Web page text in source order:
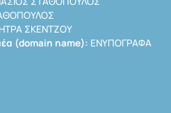
ΣΚΕΝΤΖΟΥ
(domain name): ΕΝΥΠΟΓΡΑΦΑ